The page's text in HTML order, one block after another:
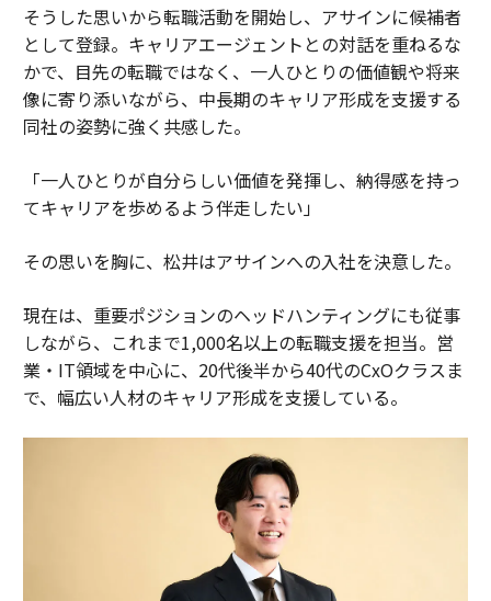
そうした思いから転職活動を開始し、アサインに候補者
として登録。キャリアエージェントとの対話を重ねるな
かで、目先の転職ではなく、一人ひとりの価値観や将来
像に寄り添いながら、中長期のキャリア形成を支援する
同社の姿勢に強く共感した。
「一人ひとりが自分らしい価値を発揮し、納得感を持っ
てキャリアを歩めるよう伴走したい」
その思いを胸に、松井はアサインへの入社を決意した。
現在は、重要ポジションのヘッドハンティングにも従事
しながら、これまで1,000名以上の転職支援を担当。営
業・IT領域を中心に、20代後半から40代のCxOクラスま
で、幅広い人材のキャリア形成を支援している。